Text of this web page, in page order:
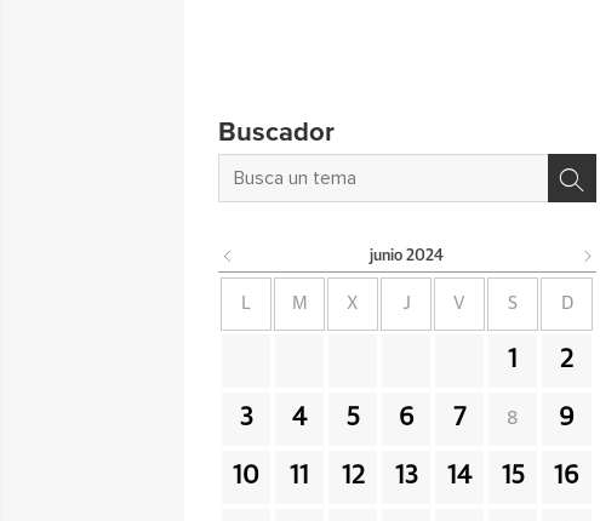
Buscador
junio 2024
L M X J V S D
1 2
3 4 5 6 7 8 9
10 11 12 13 14 15 16